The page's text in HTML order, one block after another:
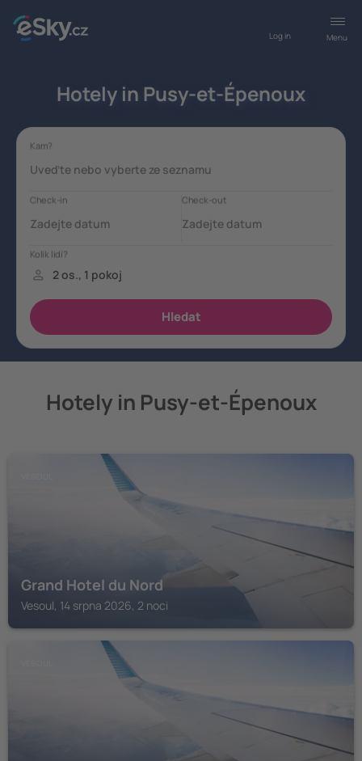
Menu
Log in
Hotely in Pusy-et-Épenoux
Hotely in Pusy-et-Épenoux
Grand Hotel du Nord
Vesoul, 14 srpna 2026, 2 noci